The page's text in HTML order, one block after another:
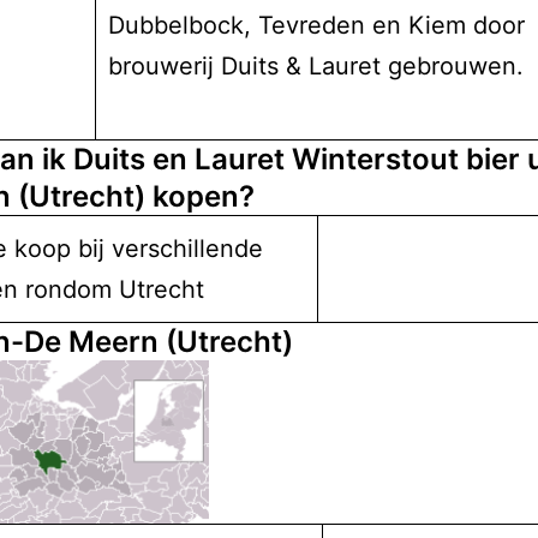
Dubbelbock, Tevreden en Kiem door
brouwerij Duits & Lauret gebrouwen.
ik Duits en Lauret Winterstout bier
(Utrecht) kopen?
koop bij verschillende
rondom Utrecht
De Meern (Utrecht)